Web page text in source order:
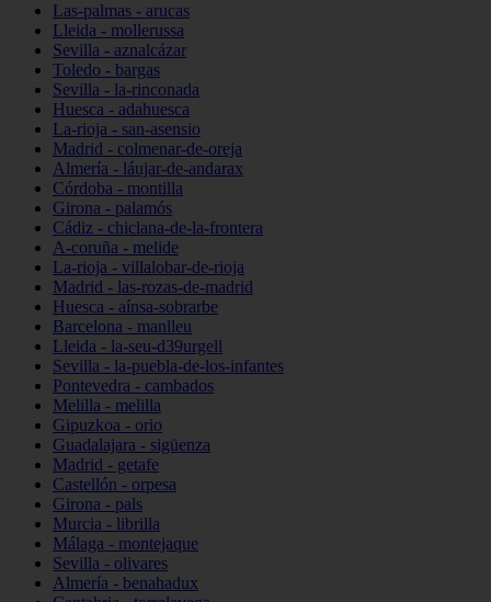
Las-palmas - arucas
Lleida - mollerussa
Sevilla - aznalcázar
Toledo - bargas
Sevilla - la-rinconada
Huesca - adahuesca
La-rioja - san-asensio
Madrid - colmenar-de-oreja
Almería - láujar-de-andarax
Córdoba - montilla
Girona - palamós
Cádiz - chiclana-de-la-frontera
A-coruña - melide
La-rioja - villalobar-de-rioja
Madrid - las-rozas-de-madrid
Huesca - aínsa-sobrarbe
Barcelona - manlleu
Lleida - la-seu-d39urgell
Sevilla - la-puebla-de-los-infantes
Pontevedra - cambados
Melilla - melilla
Gipuzkoa - orio
Guadalajara - sigüenza
Madrid - getafe
Castellón - orpesa
Girona - pals
Murcia - librilla
Málaga - montejaque
Sevilla - olivares
Almería - benahadux